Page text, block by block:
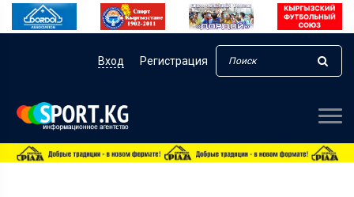
Вход Регистрация